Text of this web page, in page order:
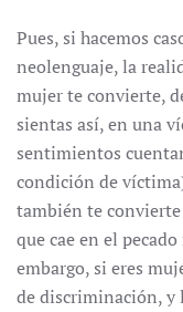
Pues, si hacemos
neolenguaje, la
mujer te convierte,
sientas así, en una
sentimientos
condición de
también te
que cae en el
embargo, si eres
de discriminación, y